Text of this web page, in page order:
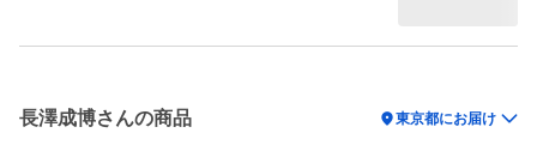
長澤成博さんの商品 location_on東京都にお届け